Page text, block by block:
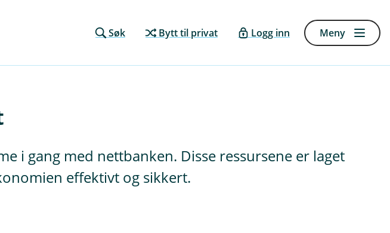
Søk Bytt til privat Logg inn Meny
i gang med nettbanken. Disse ressursene er laget
effektivt og sikkert.